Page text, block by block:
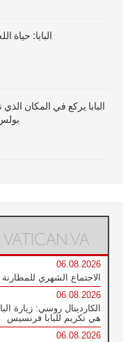
البابا: حياة
البابا يركع في المكان الذي
06.08.2026
الاجتماع الشهري للمطارنة
06.08.2026
الكاردينال روسي: زيارة
هي تكريم للبابا فرنسيس
06.08.2026